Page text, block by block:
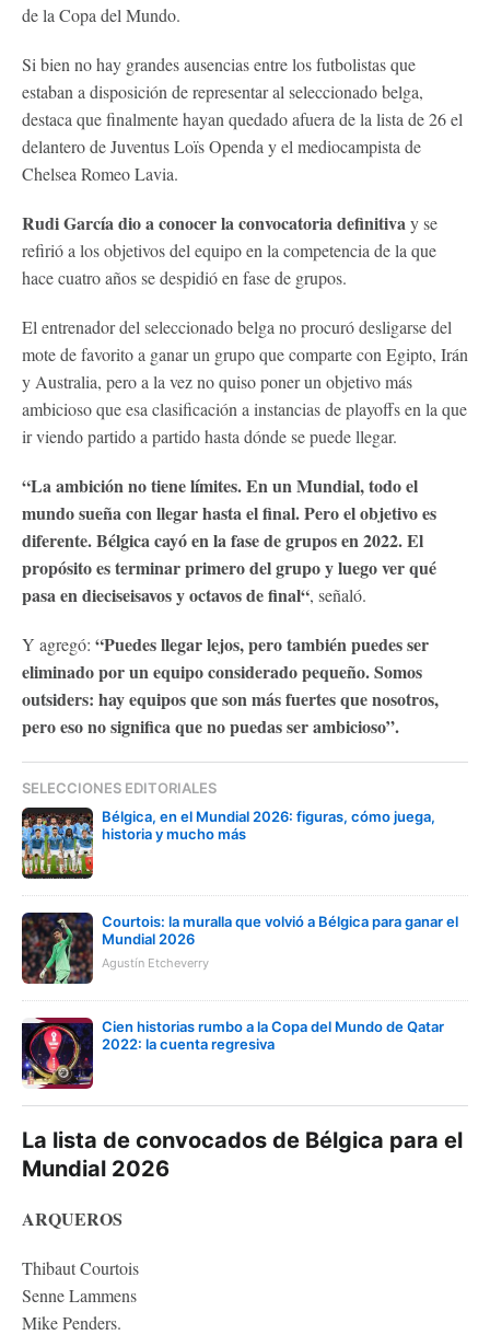
de la Copa del Mundo.
Si bien no hay grandes ausencias entre los futbolistas que
estaban a disposición de representar al seleccionado belga,
destaca que finalmente hayan quedado afuera de la lista de 26 el
delantero de Juventus Loïs Openda y el mediocampista de
Chelsea Romeo Lavia.
Rudi García dio a conocer la convocatoria definitivay se
refirió a los objetivos del equipo en la competencia de la que
hace cuatro años se despidió en fase de grupos.
El entrenador del seleccionado belga no procuró desligarse del
mote de favorito a ganar un grupo que comparte con Egipto, Irán
y Australia, pero a la vez no quiso poner un objetivo más
ambicioso que esa clasificación a instancias de playoffs en la que
ir viendo partido a partido hasta dónde se puede llegar.
“La ambición no tiene límites. En un Mundial, todo el
mundo sueña con llegar hasta el final. Pero el objetivo es
diferente. Bélgica cayó en la fase de grupos en 2022. El
propósito es terminar primero del grupo y luego ver qué
pasa en dieciseisavos y octavos de final“, señaló.
Y agregó: “Puedes llegar lejos, pero también puedes ser
eliminado por un equipo considerado pequeño. Somos
outsiders: hay equipos que son más fuertes que nosotros,
pero eso no significa que no puedas ser ambicioso”.
SELECCIONES EDITORIALES
Bélgica, en el Mundial 2026: figuras, cómo juega,
historia y mucho más
Courtois: la muralla que volvió a Bélgica para ganar el
Mundial 2026
Agustín Etcheverry
Cien historias rumbo a la Copa del Mundo de Qatar
2022: la cuenta regresiva
La lista de convocados de Bélgica para el
Mundial 2026
ARQUEROS
Thibaut Courtois
Senne Lammens
Mike Penders.